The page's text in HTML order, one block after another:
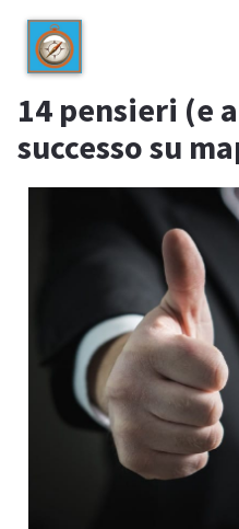
14 pensieri (e
successo su